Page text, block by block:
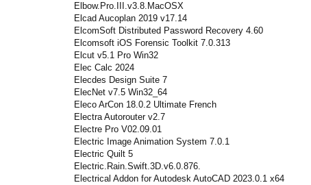
Elbow.Pro.III.v3.8.MacOSX
Elcad Aucoplan 2019 v17.14
ElcomSoft Distributed Password Recovery 4.60
Elcomsoft iOS Forensic Toolkit 7.0.313
Elcut v5.1 Pro Win32
Elec Calc 2024
Elecdes Design Suite 7
ElecNet v7.5 Win32_64
Eleco ArCon 18.0.2 Ultimate French
Electra Autorouter v2.7
Electre Pro V02.09.01
Electric Image Animation System 7.0.1
Electric Quilt 5
Electric.Rain.Swift.3D.v6.0.876.
Electrical Addon for Autodesk AutoCAD 2023.0.1 x64